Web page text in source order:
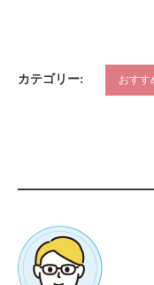
カテゴリー: おすす